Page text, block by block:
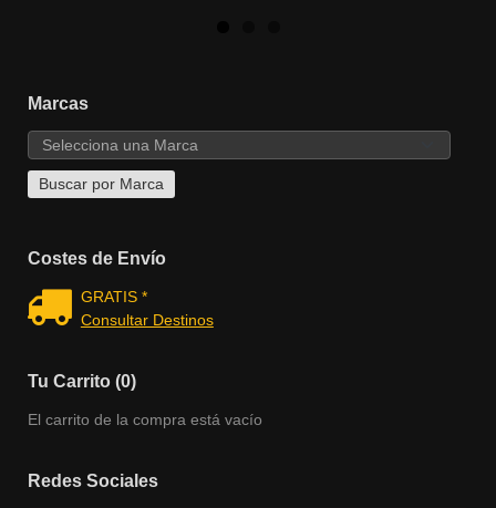
Marcas
Costes de Envío
GRATIS *
Consultar Destinos
Tu Carrito (0)
El carrito de la compra está vacío
Redes Sociales